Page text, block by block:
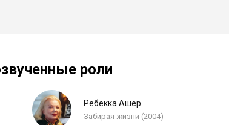
роли
Ребекка Ашер
Забирая жизни (2004)